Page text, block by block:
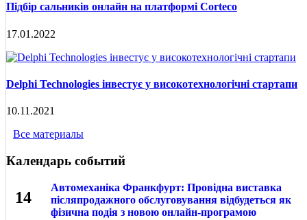
Підбір сальників онлайн на платформі Corteco
17.01.2022
Delphi Technologies інвестує у високотехнологічні стартапи
10.11.2021
Все материалы
Календарь событий
14
Автомеханіка Франкфурт: Провідна виставка
післяпродажного обслуговування відбудеться як
фізична подія з новою онлайн-програмою